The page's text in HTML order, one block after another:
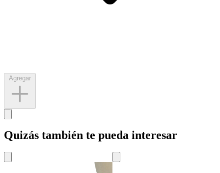
Quizás también te pueda interesar